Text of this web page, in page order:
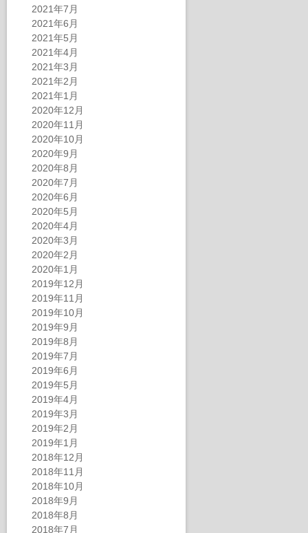
2021年7月
2021年6月
2021年5月
2021年4月
2021年3月
2021年2月
2021年1月
2020年12月
2020年11月
2020年10月
2020年9月
2020年8月
2020年7月
2020年6月
2020年5月
2020年4月
2020年3月
2020年2月
2020年1月
2019年12月
2019年11月
2019年10月
2019年9月
2019年8月
2019年7月
2019年6月
2019年5月
2019年4月
2019年3月
2019年2月
2019年1月
2018年12月
2018年11月
2018年10月
2018年9月
2018年8月
2018年7月